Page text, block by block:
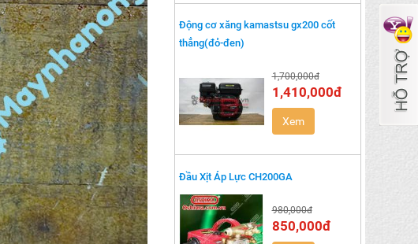
Động cơ xăng kamastsu gx200 cốt
thẳng(đỏ-đen)
1,700,000đ
1,410,000đ
Xem
Đầu Xịt Áp Lực CH200GA
980,000đ
850,000đ